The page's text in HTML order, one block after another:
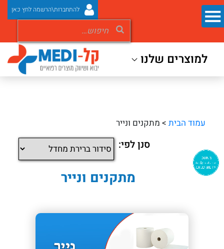
להתחברות\הרשמה לחץ כאן
למוצרים שלנו
עמוד הבית > מתקנים ונייר
סנן לפי:
מתקנים ונייר